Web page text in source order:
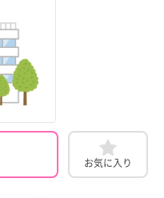
お気に入り